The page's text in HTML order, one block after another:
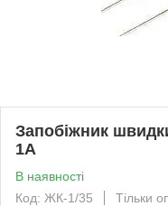
Запобіжник
1A
В наявності
Код: ЖК-1/35
Тільки